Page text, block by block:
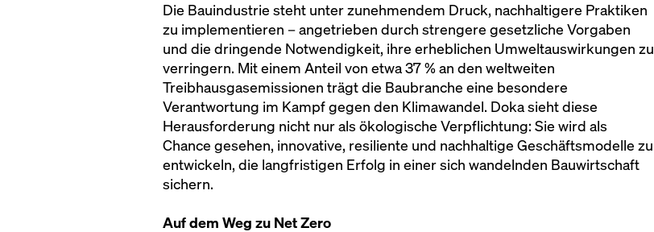
Die Bauindustrie steht unter zunehmendem Druck, nachhaltigere Praktiken
zu implementieren – angetrieben durch strengere gesetzliche Vorgaben
und die dringende Notwendigkeit, ihre erheblichen Umweltauswirkungen zu
verringern. Mit einem Anteil von etwa 37 % an den weltweiten
Treibhausgasemissionen trägt die Baubranche eine besondere
Verantwortung im Kampf gegen den Klimawandel. Doka sieht diese
Herausforderung nicht nur als ökologische Verpflichtung: Sie wird als
Chance gesehen, innovative, resiliente und nachhaltige Geschäftsmodelle zu
entwickeln, die langfristigen Erfolg in einer sich wandelnden Bauwirtschaft
sichern.
Auf dem Weg zu Net Zero